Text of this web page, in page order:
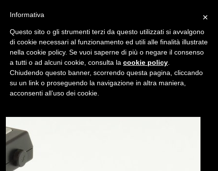
/ USATO STAFFA PORTA FLASH FL-BK01
NAVIGAZIONE
×
Informativa
Questo sito o gli strumenti terzi da questo utilizzati si avvalgono
di cookie necessari al funzionamento ed utili alle finalità illustrate
nella cookie policy. Se vuoi saperne di più o negare il consenso
a tutti o ad alcuni cookie, consulta la cookie policy
Chiudendo questo banner, scorrendo questa pagina, cliccando
su un link o proseguendo la navigazione in altra maniera,
acconsenti all’uso dei cookie.